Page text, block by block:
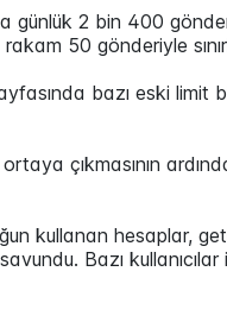
günlük 2 bin 400
50 gönderiyle
bazı eski limit
ortaya çıkmasının
kullanan hesaplar,
Bazı